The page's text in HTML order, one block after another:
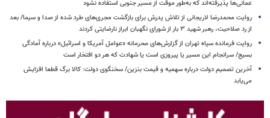
عمانی‌ها پذیرفته‌اند که به‌طور موقت از مسیر جنوبی استفاده نشود
روایت محمدرضا لاریجانی از تلاش پدرش برای بازگشت مجری‌های طرد شده از صدا و سیما/ بعد
از رد صلاحیت، رهبر شهید ۳ بار از شورای نگهبان ابراز نارضایتی کردند
روایت فرمانده سپاه تهران از گزارش‌های محرمانه «عوامل آمریکا و اسرائیل» درباره آمادگی
بسیج/ سرانجام این مسیر یا پیروزی است یا شهادت که هر دو افتخار است
آخرین تصمیم دولت درباره سهمیه و قیمت بنزین/ سخنگوی دولت: کالا برگ قطعا افزایش
می‌یابد